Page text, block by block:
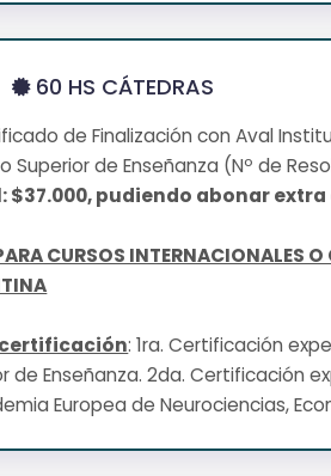
60 HS CÁTEDRAS
de Finalización con Aval
Superior de Enseñanza (Nº de
$37.000, pudiendo abonar
CURSOS INTERNACIONALES O
: 1ra. Certificación
de Enseñanza. 2da. Certificación
Europea de Neurociencias,